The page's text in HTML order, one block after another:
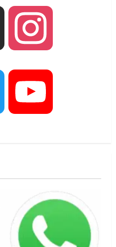
Threads
Twitter
NEWS
2026 के सब-कॉन्टेस्ट ‘मिस
एवं ‘मिस ब्यूटीफुल हेयर’ का
2026
NEWS
पीस यूनिवर्सिटी और जर्मनी के
बीच समझौता; भारतीय छात्रों
NEWS
जिला निर्वाचन अधिकारी ने
क्षेत्र के पोलिंग बूथों का